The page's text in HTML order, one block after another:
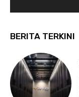
BERITA TERKINI